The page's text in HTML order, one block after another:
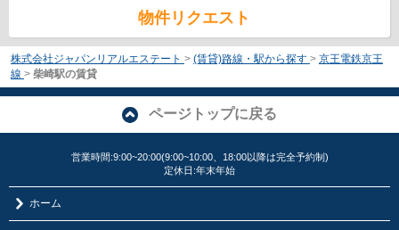
物件リクエスト
株式会社ジャパンリアルエステート > (賃貸)路線・駅から探す > 京王電鉄京王
線 > 柴崎駅の賃貸
ページトップに戻る
営業時間:9:00~20:00(9:00~10:00、18:00以降は完全予約制)
定休日:年末年始
ホーム